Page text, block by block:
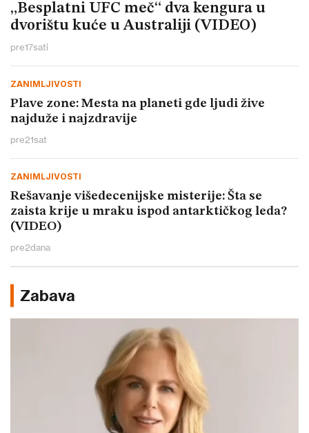
„Besplatni UFC meč“ dva kengura u
dvorištu kuće u Australiji (VIDEO)
pre17sati
ZANIMLJIVOSTI
Plave zone: Mesta na planeti gde ljudi žive
najduže i najzdravije
pre21sat
ZANIMLJIVOSTI
Rešavanje višedecenijske misterije: Šta se
zaista krije u mraku ispod antarktičkog leda?
(VIDEO)
pre2dana
Zabava